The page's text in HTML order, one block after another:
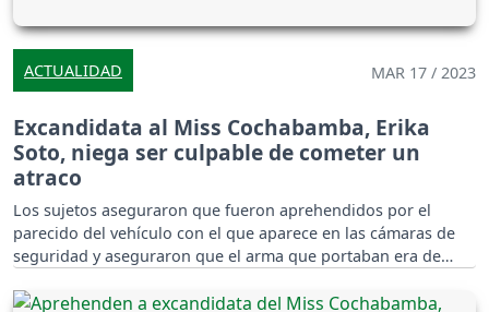
ACTUALIDAD MAR 17 / 2023
Excandidata al Miss Cochabamba, Erika
Soto, niega ser culpable de cometer un
atraco
Los sujetos aseguraron que fueron aprehendidos por el
parecido del vehículo con el que aparece en las cámaras de
seguridad y aseguraron que el arma que portaban era de